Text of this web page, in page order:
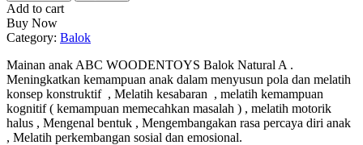
Add to cart
Buy Now
Category: Balok
Mainan anak ABC WOODENTOYS Balok Natural A .
Meningkatkan kemampuan anak dalam menyusun pola dan melatih
konsep konstruktif , Melatih kesabaran , melatih kemampuan
kognitif ( kemampuan memecahkan masalah ) , melatih motorik
halus , Mengenal bentuk , Mengembangakan rasa percaya diri anak
, Melatih perkembangan sosial dan emosional.